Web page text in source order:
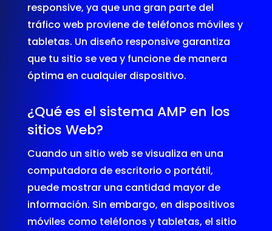
responsive, ya que una gran parte del
tráfico web proviene de teléfonos móviles y
tabletas. Un diseño responsive garantiza
que tu sitio se vea y funcione de manera
óptima en cualquier dispositivo.
¿Qué es el sistema AMP en los
sitios Web?
Cuando un sitio web se visualiza en una
computadora de escritorio o portátil,
puede mostrar una cantidad mayor de
información. Sin embargo, en dispositivos
móviles como teléfonos y tabletas, el sitio